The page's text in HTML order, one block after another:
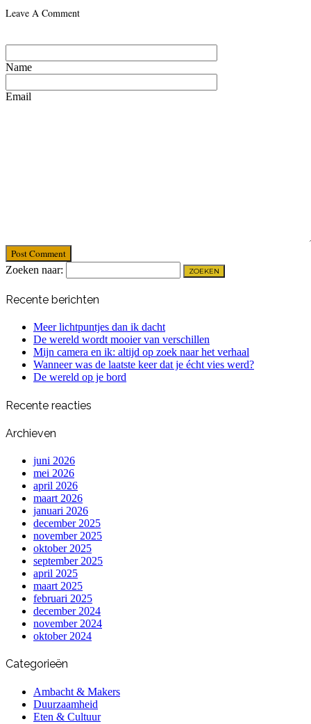
Leave A Comment
Name
Email
Post Comment
Zoeken naar:
Recente berichten
Meer lichtpuntjes dan ik dacht
De wereld wordt mooier van verschillen
Mijn camera en ik: altijd op zoek naar het verhaal
Wanneer was de laatste keer dat je écht vies werd?
De wereld op je bord
Recente reacties
Archieven
juni 2026
mei 2026
april 2026
maart 2026
januari 2026
december 2025
november 2025
oktober 2025
september 2025
april 2025
maart 2025
februari 2025
december 2024
november 2024
oktober 2024
Categorieën
Ambacht & Makers
Duurzaamheid
Eten & Cultuur